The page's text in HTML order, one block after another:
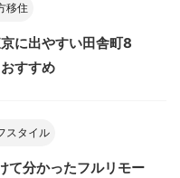
移住
京に出やすい田舎町8
すすめ
スタイル
て分かったフルリモー